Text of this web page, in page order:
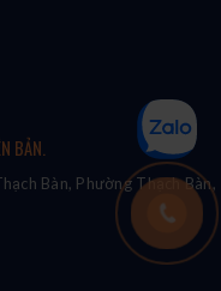
BẢN.
Bàn, Phường Thạch Bàn,